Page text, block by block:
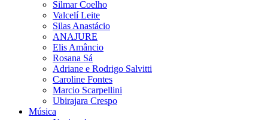
Silmar Coelho
Valcelí Leite
Silas Anastácio
ANAJURE
Elis Amâncio
Rosana Sá
Adriane e Rodrigo Salvitti
Caroline Fontes
Marcio Scarpellini
Ubirajara Crespo
Música